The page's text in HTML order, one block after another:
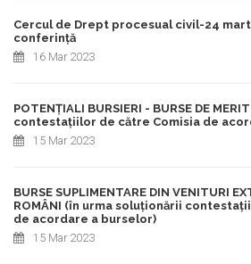
Cercul de Drept procesual civil-24
conferință
16 Mar 2023
POTENȚIALI BURSIERI - BURSE DE
contestațiilor de către Comisia de
15 Mar 2023
BURSE SUPLIMENTARE DIN VENITURI
ROMÂNI (în urma soluționării
de acordare a burselor)
15 Mar 2023